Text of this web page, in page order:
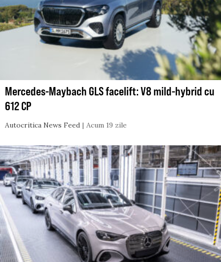
Mercedes-Maybach GLS facelift: V8 mild-hybrid cu
612 CP
Autocritica News Feed Acum 19 zile